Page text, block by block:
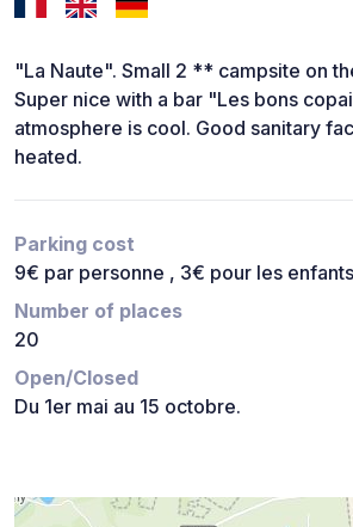
"La Naute". Small 2 ** campsite on
Super nice with a bar "Les bons
atmosphere is cool. Good sanitary
heated.
Parking cost
9€ par personne , 3€ pour les enfants
Number of places
20
Open/Closed
Du 1er mai au 15 octobre.